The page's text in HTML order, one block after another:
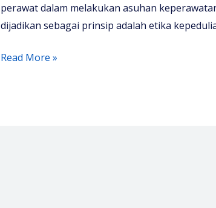
perawat dalam melakukan asuhan
dijadikan sebagai prinsip adalah etika
Pelatihan
Read More »